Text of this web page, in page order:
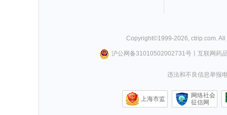
Copyright©1999-2026, ctrip.com.
沪公网备31010502002731号丨 互联网药
违法和不良信息举报
上海市监
网络社会
征信网